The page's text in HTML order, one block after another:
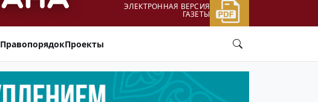
ЭЛЕКТРОННАЯ ВЕРСИЯ
ГАЗЕТЫ
ПравопорядокПроекты